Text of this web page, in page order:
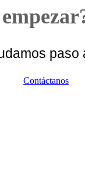
paso
Contáctanos